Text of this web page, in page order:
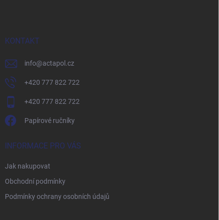
KONTAKT
info@actapol.cz
+420 777 822 722
+420 777 822 722
Papírové ručníky
INFORMACE PRO VÁS
Jak nakupovat
Obchodní podmínky
Podmínky ochrany osobních údajů